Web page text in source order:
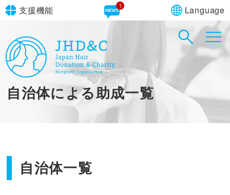
支援機能
文字サイズ 標準
青 黒
やさしいにほんご
Language
in simple English
自治体による助成一覧
自治体一覧